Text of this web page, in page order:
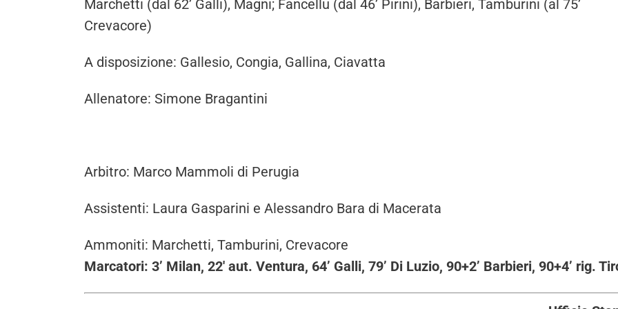
Marchetti (dal 62’ Galli), Magni; Fancellu (dal 46’ Pirini), Barbieri, Tamburini (al 75’
Crevacore)
A disposizione: Gallesio, Congia, Gallina, Ciavatta
Allenatore: Simone Bragantini
Arbitro: Marco Mammoli di Perugia
Assistenti: Laura Gasparini e Alessandro Bara di Macerata
Ammoniti: Marchetti, Tamburini, Crevacore
Marcatori: 3’ Milan, 22′ aut. Ventura, 64’ Galli, 79’ Di Luzio, 90+2’ Barbieri, 90+4’ rig.